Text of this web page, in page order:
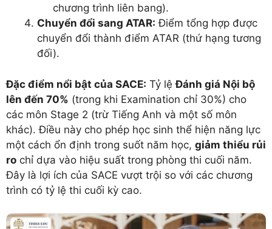
chương trình liên bang).
Chuyển đổi sang ATAR: Điểm tổng hợp được
chuyển đổi thành điểm ATAR (thứ hạng tương
đối).
Đặc điểm nổi bật của SACE: Tỷ lệĐánh giá Nội bộ
lên đến 70% (trong khi Examination chỉ 30%) cho
các môn Stage 2 (trừ Tiếng Anh và một số môn
khác). Điều này cho phép học sinh thể hiện năng lực
một cách ổn định trong suốt năm học, giảm thiểu rủi
ro chỉ dựa vào hiệu suất trong phòng thi cuối năm.
Đây là lợi ích của SACE vượt trội so với các chương
trình có tỷ lệ thi cuối kỳ cao.